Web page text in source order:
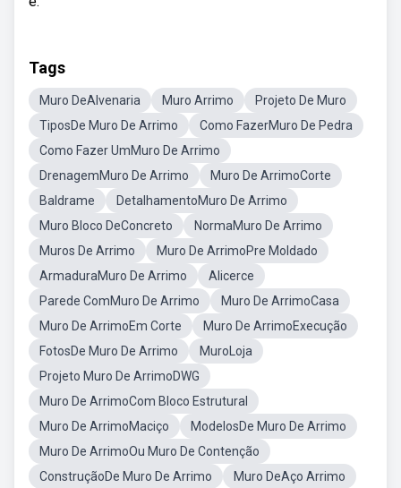
Tags
Muro DeAlvenaria Muro Arrimo
Projeto De Muro
TiposDe Muro De Arrimo
Como FazerMuro De Pedra
Como Fazer UmMuro De Arrimo
DrenagemMuro De Arrimo
Muro De ArrimoCorte
Baldrame
DetalhamentoMuro De Arrimo
Muro Bloco DeConcreto
NormaMuro De Arrimo
Muros De Arrimo
Muro De ArrimoPre Moldado
ArmaduraMuro De Arrimo
Alicerce
Parede ComMuro De Arrimo
Muro De ArrimoCasa
Muro De ArrimoEm Corte
Muro De ArrimoExecução
FotosDe Muro De Arrimo
MuroLoja
Projeto Muro De ArrimoDWG
Muro De ArrimoCom Bloco Estrutural
Muro De ArrimoMaciço
ModelosDe Muro De Arrimo
Muro De ArrimoOu Muro De Contenção
ConstruçãoDe Muro De Arrimo
Muro DeAço Arrimo